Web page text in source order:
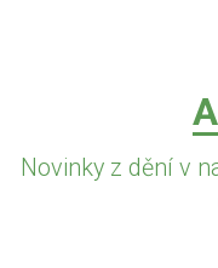
A
Novinky z dění v